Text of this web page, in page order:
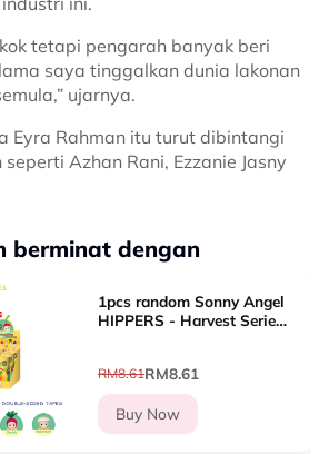
tetapi pengarah banyak beri
saya tinggalkan dunia lakonan
ujarnya.
Eyra Rahman itu turut dibintangi
Azhan Rani, Ezzanie Jasny
berminat dengan
1pcs random Sonny Angel
HIPPERS - Harvest Series
up?12 types
RM8.61RM8.61
Buy Now